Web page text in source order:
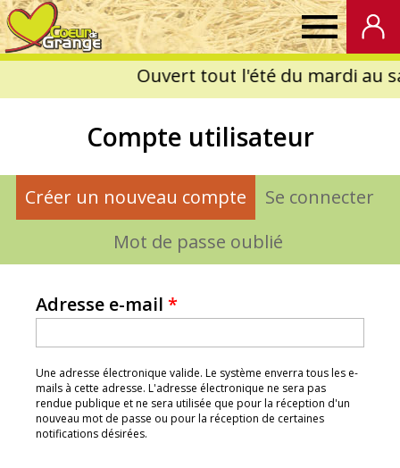
Coeur
Grange
Compte utilisateur
Onglets
principaux
Créer un nouveau compte (onglet actif)
Se connecter
Mot de passe oublié
Adresse e-mail *
Une adresse électronique valide. Le système enverra tous les e-
mails à cette adresse. L'adresse électronique ne sera pas
rendue publique et ne sera utilisée que pour la réception d'un
nouveau mot de passe ou pour la réception de certaines
notifications désirées.